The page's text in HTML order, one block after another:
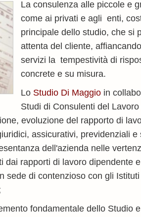
La consulenza alle piccole e
come ai privati e agli enti,
principale dello studio, che si
attenta del cliente,
servizi la tempestività di
concrete e su misura.
Lo Studio Di Maggio in
Studi di Consulenti del
evoluzione del rapporto di
assicurativi, previdenziali e
dell'azienda nelle
dai rapporti di lavoro dipendente
sede di contenzioso con gli
fondamentale dello Studio